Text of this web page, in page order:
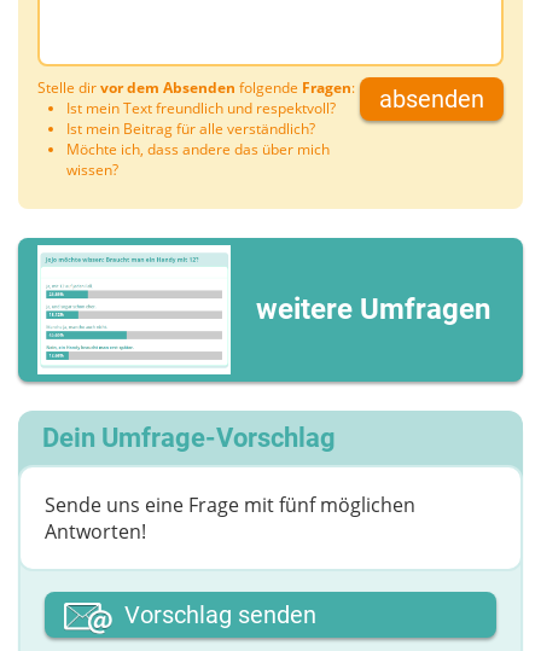
Stelle dirvor dem Absenden folgende Fragen:
Ist mein Text freundlich und respektvoll?
Ist mein Beitrag für alle verständlich?
Möchte ich, dass andere das über mich
wissen?
absenden
weitere Umfragen
Dein Umfrage-Vorschlag
Sende uns eine Frage mit fünf möglichen
Antworten!
Dein Vor- oder Spitzname
Vorschlag senden